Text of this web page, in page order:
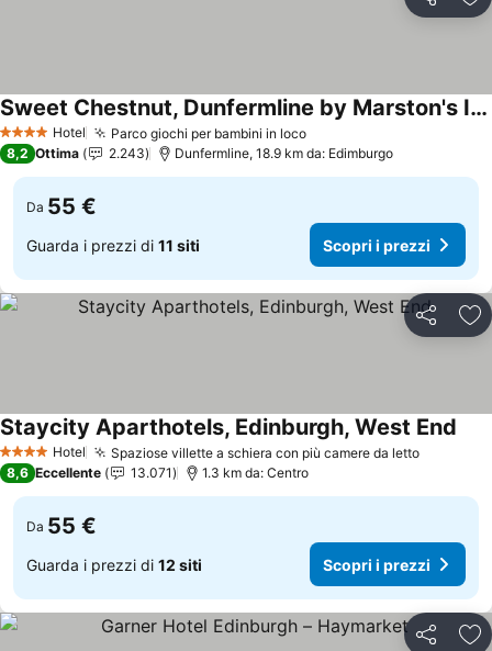
Condividi
4 Stelle Hotel Parco giochi per bambini in locoScopri i prezzi
Sweet Chestnut, Dunfermline by Marston's Inns
Scopri i prezzi
8,2 Ottima 2.243 Dunfermline, 18.9 km da: Edimburgo
Da 55 €
Guarda i prezzi di 11 siti Scopri i prezzi
Condividi
4 Stelle Hotel Spaziose villette a schiera con più camere da lettoScopri i
Staycity Aparthotels, Edinburgh, West End
8,6 Eccellente 13.071 1.3 km da: Centro
Da 55 €
Guarda i prezzi di 12 siti Scopri i prezzi
Condividi